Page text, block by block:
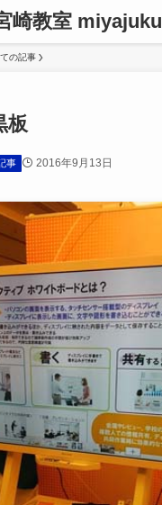
崎教室 miyajuku
の記事
板
事 2016年9月13日